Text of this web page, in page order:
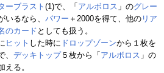
ーブラスト(1)で、「 アルボロス 」のグレー
いるなら、 パワー ＋2000を得て、他の リア
のカード としても扱う。
ヒット した時に ドロップゾーンから１枚を
、 デッキトップ５枚から「 アルボロス 」の
える。